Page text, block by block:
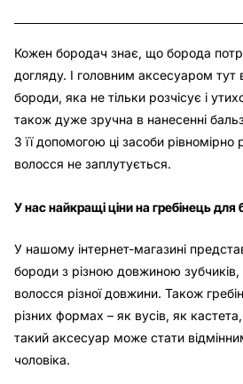
Кожен бородач знає, що борода
догляду. І головним аксесуаром тут
бороди, яка не тільки розчісує і
також дуже зручна в нанесенні
З її допомогою ці засоби рівномірно
волосся не заплутується.
У нас найкращі ціни на гребінець для
У нашому інтернет-магазині
бороди з різною довжиною зубчиків,
волосся різної довжини. Також
різних формах – як вусів, як
такий аксесуар може стати
чоловіка.